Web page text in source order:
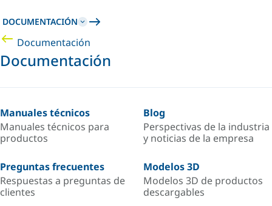
DOCUMENTACIÓN
Documentación
Documentación
Manuales técnicos
Manuales técnicos para
productos
Blog
Perspectivas de la industria
y noticias de la empresa
Preguntas frecuentes
Respuestas a preguntas de
clientes
Modelos 3D
Modelos 3D de productos
descargables